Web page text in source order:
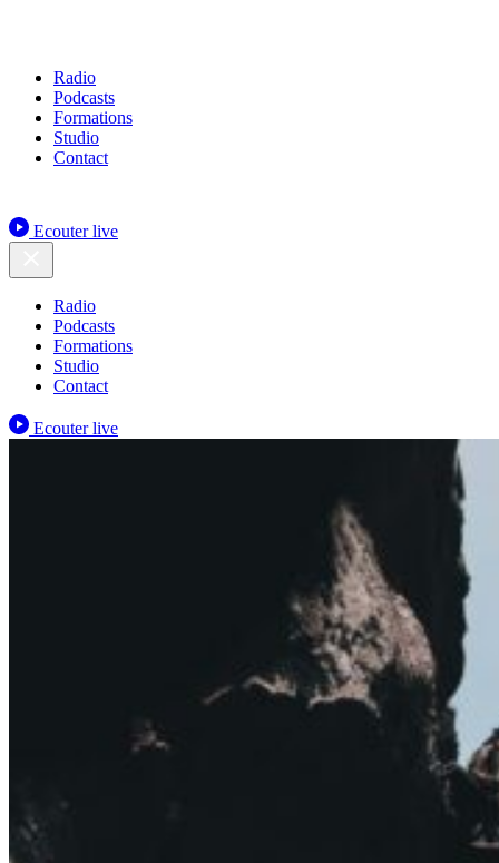
Radio
Podcasts
Formations
Studio
Contact
Ecouter live
Radio
Podcasts
Formations
Studio
Contact
Ecouter live